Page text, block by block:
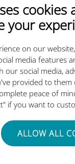
cookies
your
on our
media features
social media,
provided to
peace of
if you want to
ALLOW ALL
için.Çok